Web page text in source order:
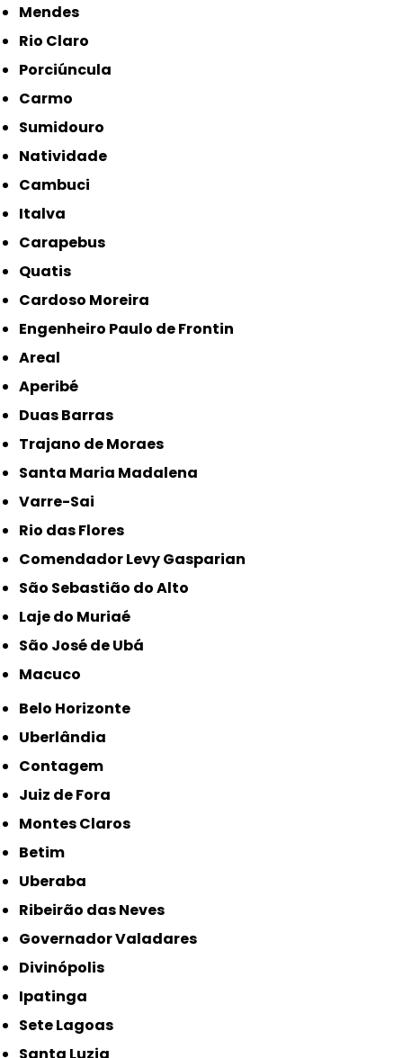
Mendes
Rio Claro
Porciúncula
Carmo
Sumidouro
Natividade
Cambuci
Italva
Carapebus
Quatis
Cardoso Moreira
Engenheiro Paulo de Frontin
Areal
Aperibé
Duas Barras
Trajano de Moraes
Santa Maria Madalena
Varre-Sai
Rio das Flores
Comendador Levy Gasparian
São Sebastião do Alto
Laje do Muriaé
São José de Ubá
Macuco
Belo Horizonte
Uberlândia
Contagem
Juiz de Fora
Montes Claros
Betim
Uberaba
Ribeirão das Neves
Governador Valadares
Divinópolis
Ipatinga
Sete Lagoas